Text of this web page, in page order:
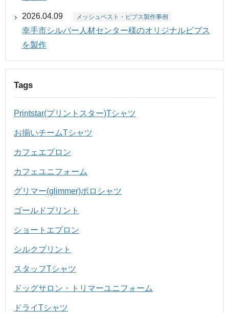
2026.04.09 メッシュベスト・ビブス製作事例
幸手市シルバー人材センター様のオリジナルビブス
を製作
Tags
Printstar(プリントスター)Tシャツ
お揃いチームTシャツ
カフェエプロン
カフェユニフォーム
グリマー(glimmer)ポロシャツ
ゴールドプリント
ショートエプロン
シルクプリント
スタッフTシャツ
ドッグサロン・トリマーユニフォーム
ドライTシャツ